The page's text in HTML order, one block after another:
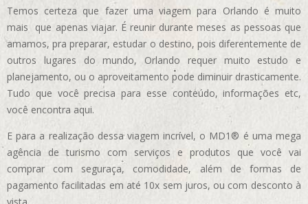
Temos certeza que fazer uma viagem para Orlando é muito
mais que apenas viajar. É reunir durante meses as pessoas que
amamos, pra preparar, estudar o destino, pois diferentemente de
outros lugares do mundo, Orlando requer muito estudo e
planejamento, ou o aproveitamento pode diminuir drasticamente.
Tudo que você precisa para esse conteúdo, informações etc,
você encontra aqui.
E para a realização dessa viagem incrível, o MD1® é uma mega
agência de turismo com serviços e produtos que você vai
comprar com seguraça, comodidade, além de formas de
pagamento facilitadas em até 10x sem juros, ou com desconto à
vista.